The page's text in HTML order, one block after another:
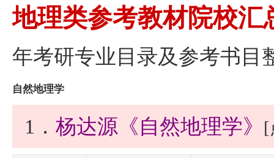
地理类参考教材院校汇
年考研专业目录及参考书目
自然地理学
1． 杨达源《自然地理学》 [